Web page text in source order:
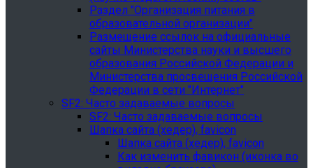
Раздел "Организация питания в
образовательной организации"
Размещение ссылок на официальные
сайты Министерства науки и высшего
образования Российской Федерации и
Министерства просвещения Российской
Федерации в сети "Интернет"
SF2: Часто задаваемые вопросы
SF2: Часто задаваемые вопросы
Шапка сайта (хедер), favicon
Шапка сайта (хедер), favicon
Как изменить фавикон (иконка во